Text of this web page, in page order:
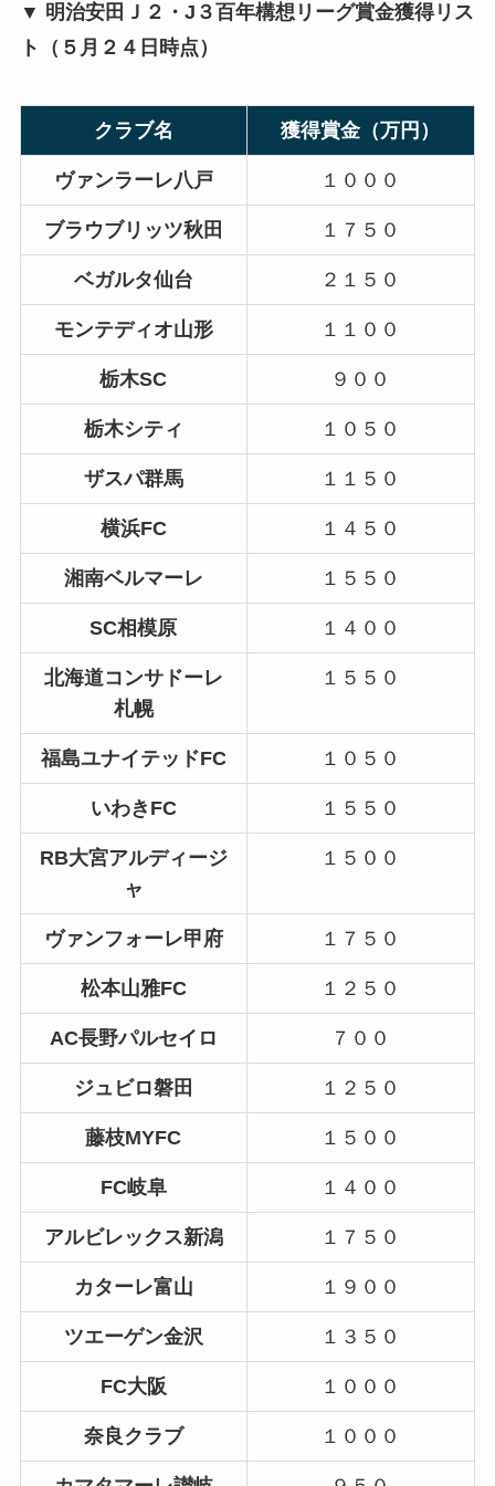
▼ 明治安田Ｊ２・J３百年構想リーグ賞金獲得リス
ト
（５月２４日時点）
クラブ名 獲得賞金（万円）
ヴァンラーレ八戸 １０００
ブラウブリッツ秋田 １７５０
ベガルタ仙台 ２１５０
モンテディオ山形 １１００
栃木SC ９００
栃木シティ １０５０
ザスパ群馬 １１５０
横浜FC １４５０
湘南ベルマーレ １５５０
SC相模原 １４００
北海道コンサドーレ
札幌
１５５０
福島ユナイテッドFC １０５０
いわきFC １５５０
RB大宮アルディージ
ャ
１５００
ヴァンフォーレ甲府 １７５０
松本山雅FC １２５０
AC長野パルセイロ ７００
ジュビロ磐田 １２５０
藤枝MYFC １５００
FC岐阜 １４００
アルビレックス新潟 １７５０
カターレ富山 １９００
ツエーゲン金沢 １３５０
FC大阪 １０００
奈良クラブ １０００